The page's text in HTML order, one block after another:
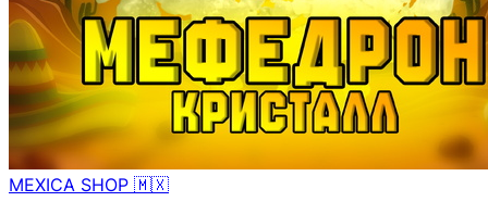
MEXICA SHOP 🇲🇽